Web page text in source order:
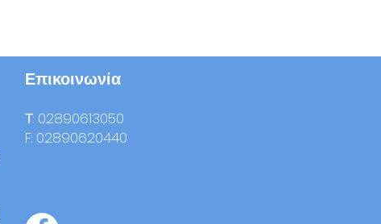
Επικοινωνία
Τ: 02890613050
F: 02890620440